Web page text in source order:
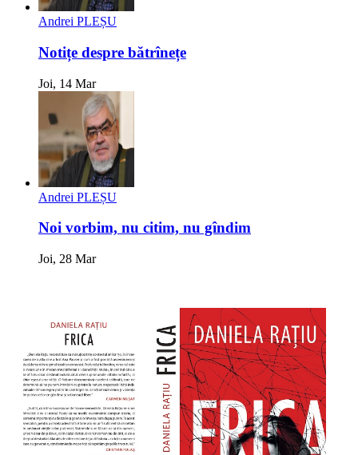
Andrei PLEȘU
Notițe despre bătrînețe
Joi, 14 Mar
Andrei PLEȘU
Noi vorbim, nu citim, nu gîndim
Joi, 28 Mar